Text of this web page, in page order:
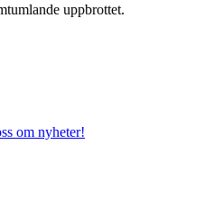
uppbrottet.
om nyheter!